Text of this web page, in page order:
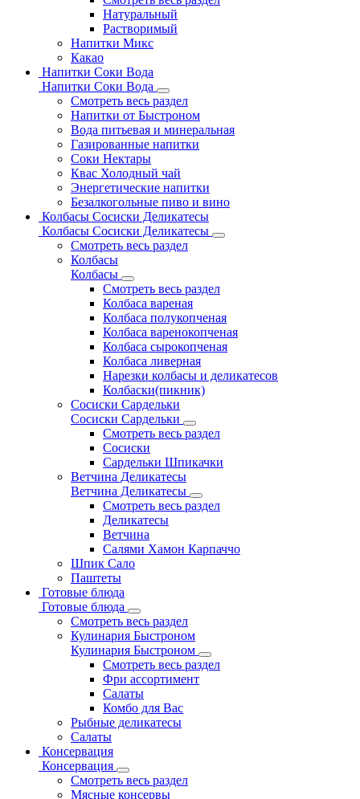
Натуральный
Растворимый
Напитки Микс
Какао
Напитки Соки Вода
Напитки Соки Вода
Смотреть весь раздел
Напитки от Быстроном
Вода питьевая и минеральная
Газированные напитки
Соки Нектары
Квас Холодный чай
Энергетические напитки
Безалкогольные пиво и вино
Колбасы Сосиски Деликатесы
Колбасы Сосиски Деликатесы
Смотреть весь раздел
Колбасы
Колбасы
Смотреть весь раздел
Колбаса вареная
Колбаса полукопченая
Колбаса варенокопченая
Колбаса сырокопченая
Колбаса ливерная
Нарезки колбасы и деликатесов
Колбаски(пикник)
Сосиски Сардельки
Сосиски Сардельки
Смотреть весь раздел
Сосиски
Сардельки Шпикачки
Ветчина Деликатесы
Ветчина Деликатесы
Смотреть весь раздел
Деликатесы
Ветчина
Салями Хамон Карпаччо
Шпик Сало
Паштеты
Готовые блюда
Готовые блюда
Смотреть весь раздел
Кулинария Быстроном
Кулинария Быстроном
Смотреть весь раздел
Фри ассортимент
Салаты
Комбо для Вас
Рыбные деликатесы
Салаты
Консервация
Консервация
Смотреть весь раздел
Мясные консервы